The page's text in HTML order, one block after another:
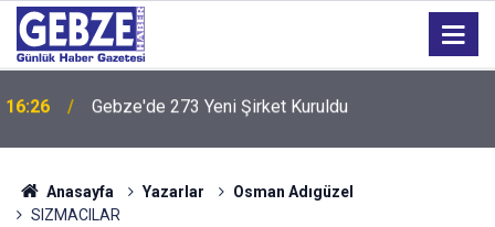
16:24 “Tarihi Okul Kaderine Terk Edildi''
Anasayfa Yazarlar
Osman Adıgüzel
SIZMACILAR